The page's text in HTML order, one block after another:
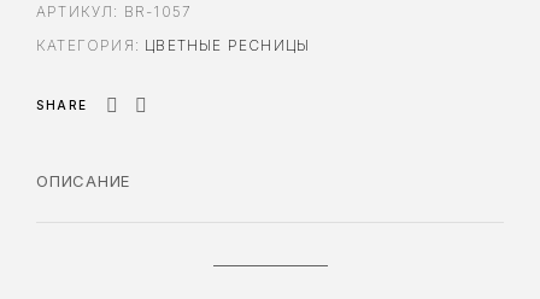
АРТИКУЛ: BR-1057
КАТЕГОРИЯ: ЦВЕТНЫЕ РЕСНИЦЫ
SHARE
ОПИСАНИЕ